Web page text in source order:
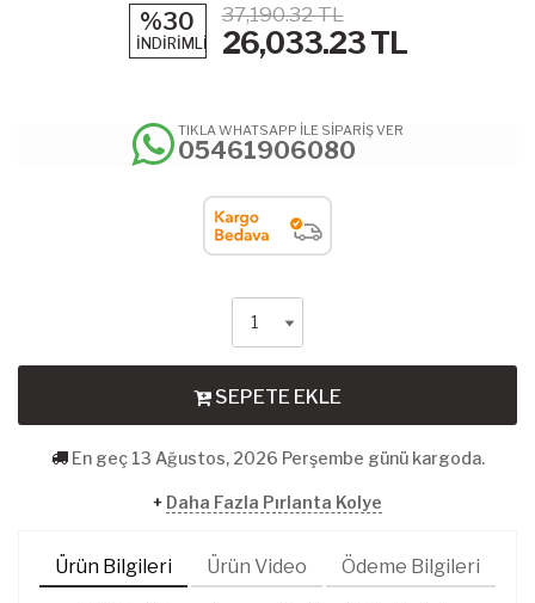
%30
İNDİRİMLİ
37,190.32 TL
26,033.23TL
TIKLA WHATSAPP İLE SİPARİŞ VER
05461906080
SEPETE EKLE
En geç 13 Ağustos, 2026 Perşembe günü kargoda.
+ Daha Fazla Pırlanta Kolye
Ürün Bilgileri Ürün Video Ödeme Bilgileri